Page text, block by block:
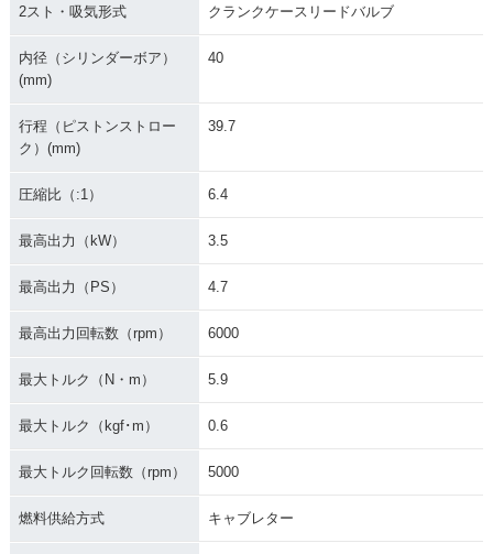
2スト・吸気形式 クランクケースリードバルブ
内径（シリンダーボア）
(mm)
40
行程（ピストンストロー
ク）(mm)
39.7
圧縮比（:1） 6.4
最高出力（kW） 3.5
最高出力（PS） 4.7
最高出力回転数（rpm） 6000
最大トルク（N・m） 5.9
最大トルク（kgf･m） 0.6
最大トルク回転数（rpm） 5000
燃料供給方式 キャブレター